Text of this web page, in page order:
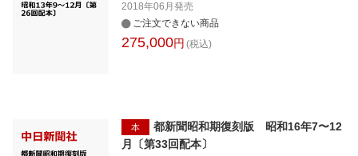
2018年06月 発売
ご注文できない商品
275,000円 (税込)
本
都新聞昭和期復刻版 昭和16年7〜12
月〔第33回配本〕